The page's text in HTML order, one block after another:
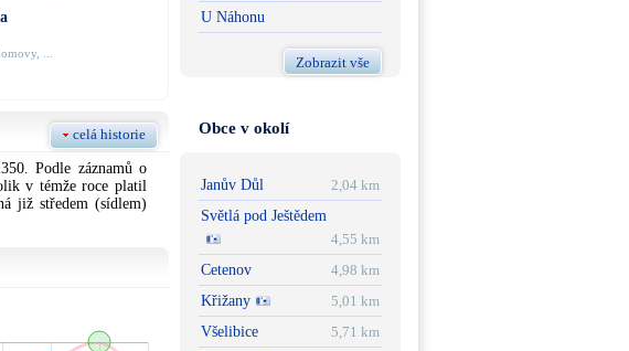
...
celá historie
Podle záznamů o
v témže roce platil
již středem (sídlem)
U Náhonu
Zobrazit vše
Obce v okolí
Janův Důl
2,04 km
Světlá pod Ještědem
4,55 km
Cetenov
4,98 km
Křižany
5,01 km
Všelibice
5,71 km